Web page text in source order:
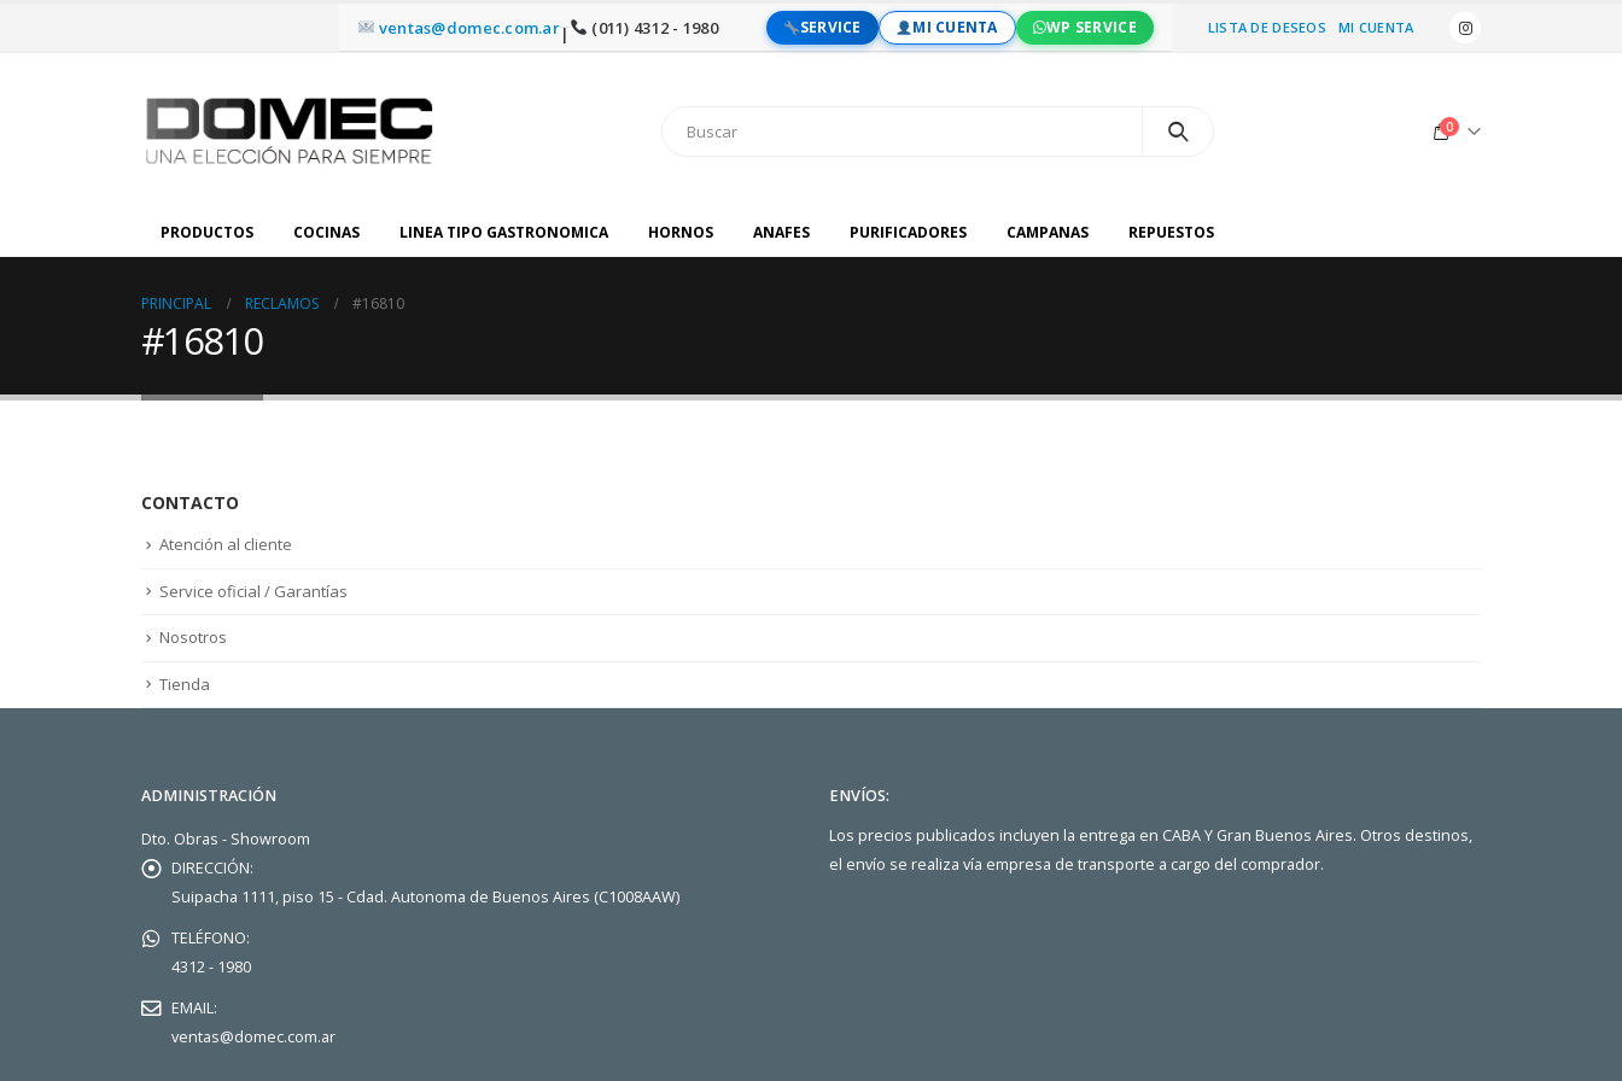
ventas@domec.com.ar| (011) 4312 - 1980 SERVICE MI CUENTA WP SERVICE LISTA DE DESEOS MI CUENTA
0
PRODUCTOS COCINAS LINEA TIPO GASTRONOMICA HORNOS ANAFES PURIFICADORES CAMPANAS REPUESTOS
PRINCIPAL RECLAMOS #16810
#16810
CONTACTO
Atención al cliente
Service oficial / Garantías
Nosotros
Tienda
ADMINISTRACIÓN
Dto. Obras - Showroom
DIRECCIÓN:
Suipacha 1111, piso 15 - Cdad. Autonoma de Buenos Aires (C1008AAW)
TELÉFONO:
4312 - 1980
EMAIL:
ventas@domec.com.ar
ENVÍOS:
Los precios publicados incluyen la entrega en CABA Y Gran Buenos Aires. Otros destinos,
el envío se realiza vía empresa de transporte a cargo del comprador.